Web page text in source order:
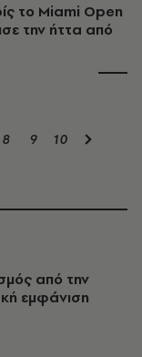
το Miami Open
την ήττα από
8 9 10
από την
εμφάνιση